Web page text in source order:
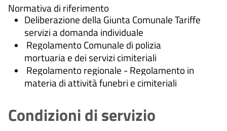
Normativa di riferimento
Deliberazione della Giunta Comunale Tariffe
servizi a domanda individuale
Regolamento Comunale di polizia
mortuaria e dei servizi cimiteriali
Regolamento regionale - Regolamento in
materia di attività funebri e cimiteriali
Condizioni di servizio